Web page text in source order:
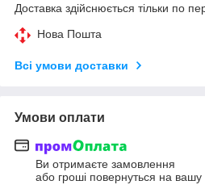
Доставка здійснюється тільки по
Нова Пошта
Всі умови доставки
Умови оплати
Ви отримаєте замовлення
або гроші повернуться на вашу